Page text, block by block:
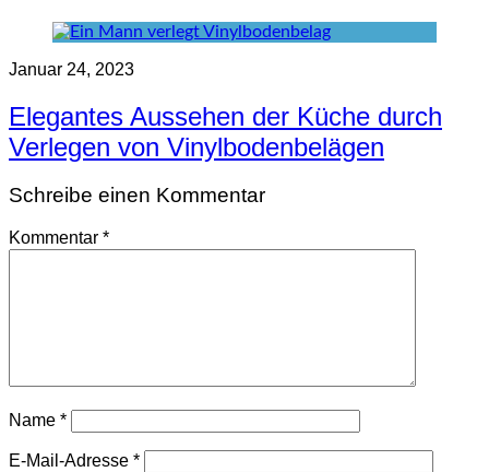
Januar 24, 2023
Elegantes Aussehen der Küche durch
Verlegen von Vinylbodenbelägen
Schreibe einen Kommentar
Kommentar *
Name *
E-Mail-Adresse *